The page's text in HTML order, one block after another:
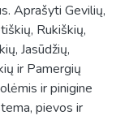
Aprašyti Gevilių,
Rukiškių,
Jasūdžių,
ir Pamergių
ir pinigine
pievos ir